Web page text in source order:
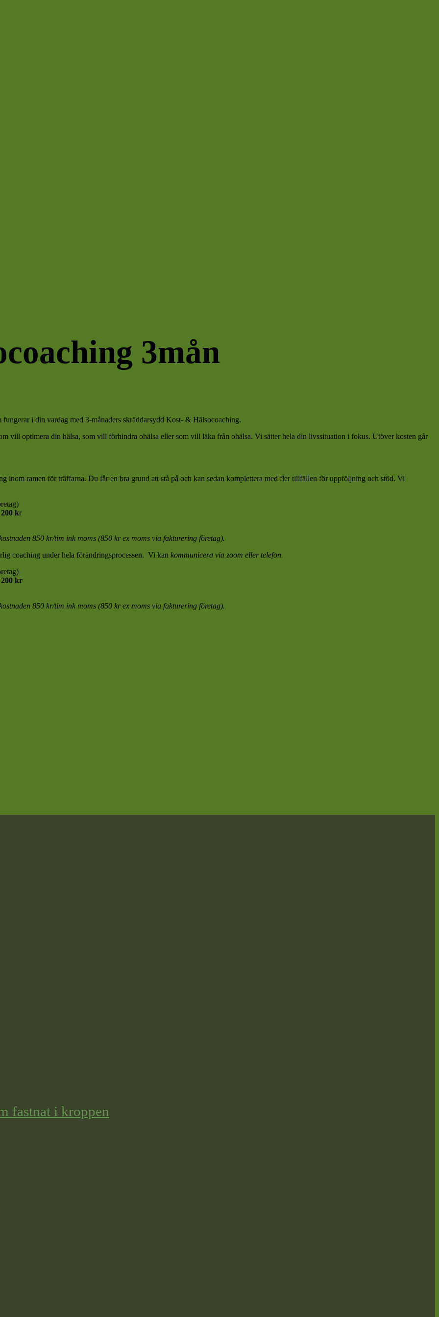
3mån
i din vardag med 3-månaders skräddarsydd Kost- & Hälsocoaching.
vill optimera din hälsa, som vill förhindra ohälsa eller som vill läka från ohälsa. Vi sätter hela din livssituation i fokus. Utöver kosten går
inom ramen för träffarna. Du får en bra grund att stå på och kan sedan komplettera med fler tillfällen för uppföljning och stöd. Vi
kr
850 kr/tim ink moms (850 kr ex moms via fakturering företag).
coaching under hela förändringsprocessen. Vi kan kommunicera via zoom eller telefon.
kr
850 kr/tim ink moms (850 kr ex moms via fakturering företag).
fastnat i kroppen